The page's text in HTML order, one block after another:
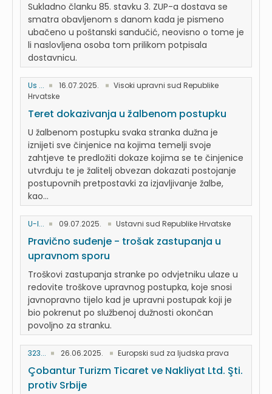
Sukladno članku 85. stavku 3. ZUP-a dostava se
smatra obavljenom s danom kada je pismeno
ubačeno u poštanski sandučić, neovisno o tome je
li naslovljena osoba tom prilikom potpisala
dostavnicu.
Us ... 16.07.2025.
Visoki upravni sud Republike
Hrvatske
Teret dokazivanja u žalbenom postupku
U žalbenom postupku svaka stranka dužna je
iznijeti sve činjenice na kojima temelji svoje
zahtjeve te predložiti dokaze kojima se te činjenice
utvrđuju te je žalitelj obvezan dokazati postojanje
postupovnih pretpostavki za izjavljivanje žalbe,
kao...
U-I... 09.07.2025. Ustavni sud Republike Hrvatske
Pravično suđenje - trošak zastupanja u
upravnom sporu
Troškovi zastupanja stranke po odvjetniku ulaze u
redovite troškove upravnog postupka, koje snosi
javnopravno tijelo kad je upravni postupak koji je
bio pokrenut po službenoj dužnosti okončan
povoljno za stranku.
323... 26.06.2025. Europski sud za ljudska prava
Çobantur Turizm Ticaret ve Nakliyat Ltd. Şti.
protiv Srbije